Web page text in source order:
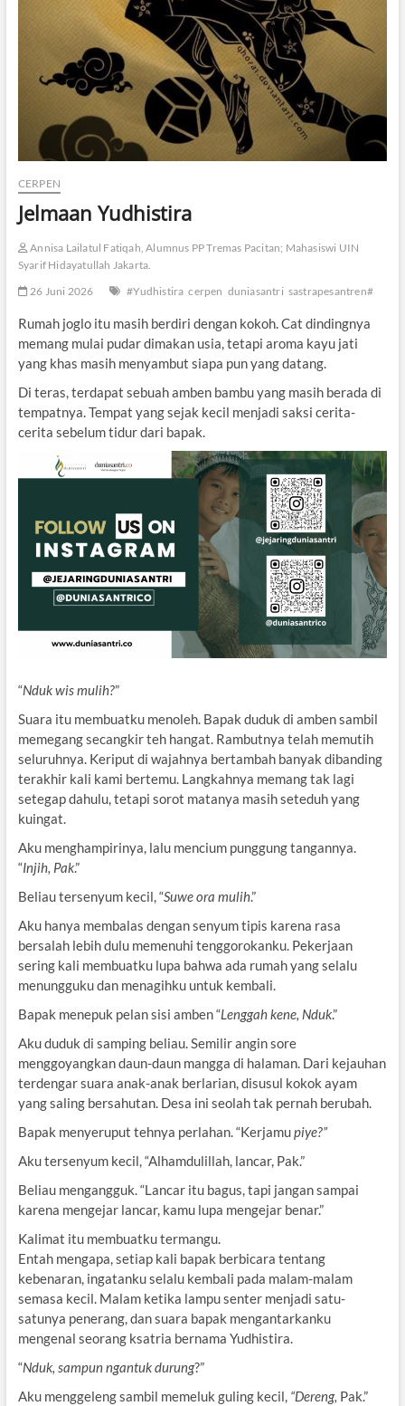
CERPEN
Jelmaan Yudhistira
Annisa Lailatul Fatiqah, Alumnus PP Tremas Pacitan; Mahasiswi UIN
Syarif Hidayatullah Jakarta.
26 Juni 2026
#Yudhistira cerpen duniasantri sastrapesantren#
Rumah joglo itu masih berdiri dengan kokoh. Cat dindingnya
memang mulai pudar dimakan usia, tetapi aroma kayu jati
yang khas masih menyambut siapa pun yang datang.
Di teras, terdapat sebuah amben bambu yang masih berada di
tempatnya. Tempat yang sejak kecil menjadi saksi cerita-
cerita sebelum tidur dari bapak.
“Nduk wis mulih?”
Suara itu membuatku menoleh. Bapak duduk di amben sambil
memegang secangkir teh hangat. Rambutnya telah memutih
seluruhnya. Keriput di wajahnya bertambah banyak dibanding
terakhir kali kami bertemu. Langkahnya memang tak lagi
setegap dahulu, tetapi sorot matanya masih seteduh yang
kuingat.
Aku menghampirinya, lalu mencium punggung tangannya.
“Injih, Pak.”
Beliau tersenyum kecil, “Suwe ora mulih.”
Aku hanya membalas dengan senyum tipis karena rasa
bersalah lebih dulu memenuhi tenggorokanku. Pekerjaan
sering kali membuatku lupa bahwa ada rumah yang selalu
menungguku dan menagihku untuk kembali.
Bapak menepuk pelan sisi amben “Lenggah kene, Nduk.”
Aku duduk di samping beliau. Semilir angin sore
menggoyangkan daun-daun mangga di halaman. Dari kejauhan
terdengar suara anak-anak berlarian, disusul kokok ayam
yang saling bersahutan. Desa ini seolah tak pernah berubah.
Bapak menyeruput tehnya perlahan. “Kerjamupiye?”
Aku tersenyum kecil, “Alhamdulillah, lancar, Pak.”
Beliau mengangguk. “Lancar itu bagus, tapi jangan sampai
karena mengejar lancar, kamu lupa mengejar benar.”
Kalimat itu membuatku termangu.
Entah mengapa, setiap kali bapak berbicara tentang
kebenaran, ingatanku selalu kembali pada malam-malam
semasa kecil. Malam ketika lampu senter menjadi satu-
satunya penerang, dan suara bapak mengantarkanku
mengenal seorang ksatria bernama Yudhistira.
“Nduk, sampun ngantuk durung?”
Aku menggeleng sambil memeluk guling kecil, “Dereng, Pak.”